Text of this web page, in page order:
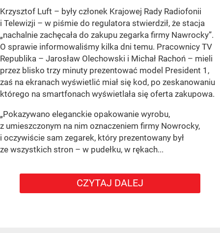
Krzysztof Luft – były członek Krajowej Rady Radiofonii
i Telewizji – w piśmie do regulatora stwierdził, że stacja
„nachalnie zachęcała do zakupu zegarka firmy Nawrocky”.
O sprawie informowaliśmy kilka dni temu. Pracownicy TV
Republika – Jarosław Olechowski i Michał Rachoń – mieli
przez blisko trzy minuty prezentować model President 1,
zaś na ekranach wyświetlić miał się kod, po zeskanowaniu
którego na smartfonach wyświetlała się oferta zakupowa.
„Pokazywano eleganckie opakowanie wyrobu,
z umieszczonym na nim oznaczeniem firmy Nowrocky,
i oczywiście sam zegarek, który prezentowany był
ze wszystkich stron – w pudełku, w rękach...
CZYTAJ DALEJ